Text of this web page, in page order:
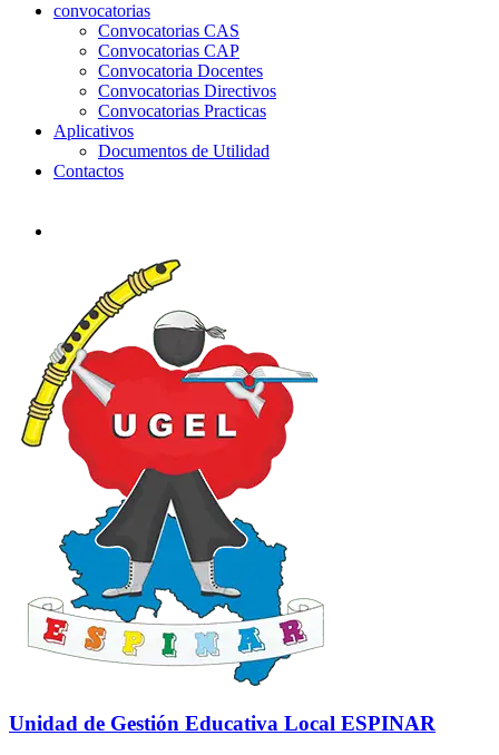
convocatorias
Convocatorias CAS
Convocatorias CAP
Convocatoria Docentes
Convocatorias Directivos
Convocatorias Practicas
Aplicativos
Documentos de Utilidad
Contactos
Unidad de Gestión Educativa Local ESPINAR